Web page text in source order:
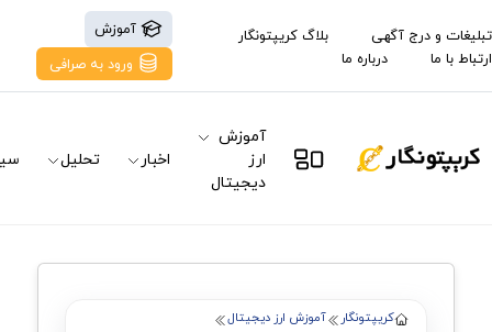
تبلیغات و درج آگهی
بلاگ کریپتونگار
ارتباط با ما
درباره ما
آموزش
ورود به صرافی
آموزش
ارز
دیجیتال
اخبار تحلیل
کریپتونگار
آموزش ارز دیجیتال